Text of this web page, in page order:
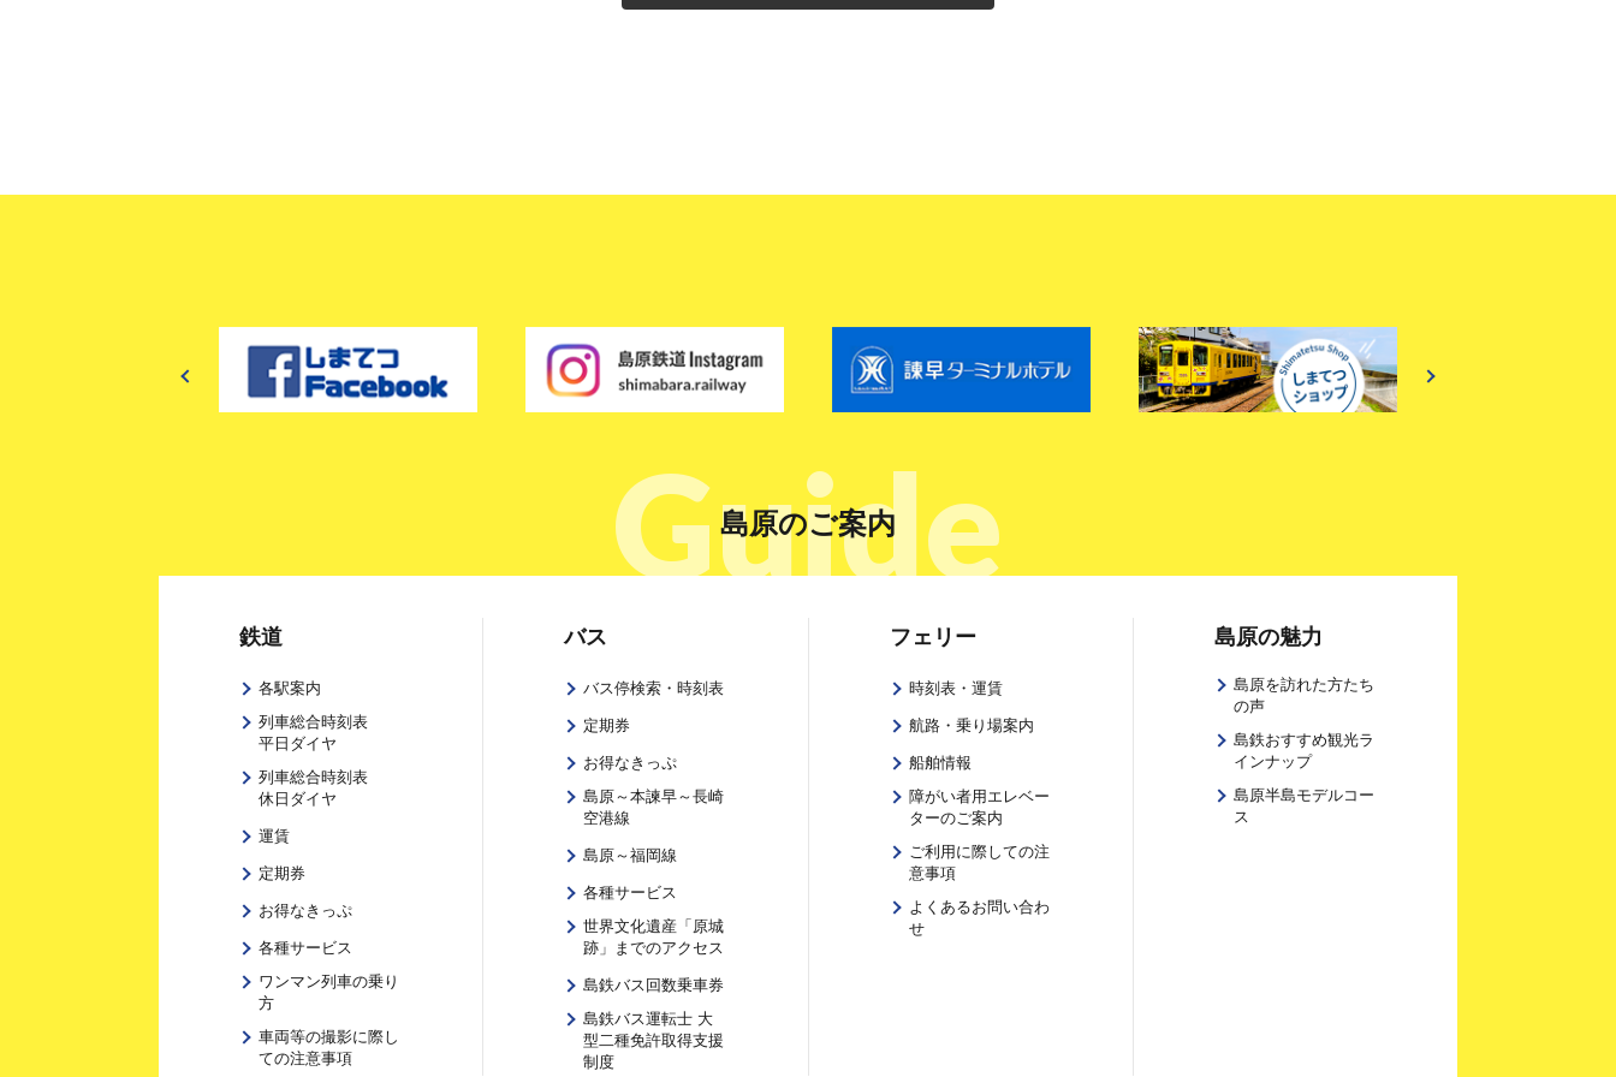
島原のご案内
Guide
鉄道
各駅案内
列車総合時刻表
平日ダイヤ
列車総合時刻表
休日ダイヤ
運賃
定期券
お得なきっぷ
各種サービス
ワンマン列車の乗り
方
車両等の撮影に際し
ての注意事項
バス
バス停検索・時刻表
定期券
お得なきっぷ
島原～本諫早～長崎
空港線
島原～福岡線
各種サービス
世界文化遺産「原城
跡」までのアクセス
島鉄バス回数乗車券
島鉄バス運転士 大
型二種免許取得支援
制度
フェリー
時刻表・運賃
航路・乗り場案内
船舶情報
障がい者用エレベー
ターのご案内
ご利用に際しての注
意事項
よくあるお問い合わ
せ
島原の魅力
島原を訪れた方たち
の声
島鉄おすすめ観光ラ
インナップ
島原半島モデルコー
ス